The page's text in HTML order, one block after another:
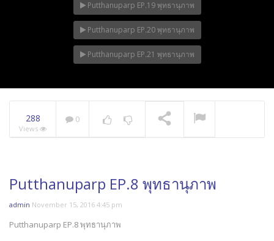
Putthanuparp EP.19 พุทธานุภาพ
Putthanuparp EP.20 พุทธานุภาพ
Putthanuparp EP.21 พุทธานุภาพ
288
Views
0
Putthanuparp EP.8 พุทธานุภาพ
admin November 15, 2016 4:45 pm
Putthanuparp EP.8 พุทธานุภาพ